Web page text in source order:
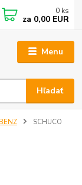
Menu
Hľadať
0 ks
za 0,00 EUR
SCHUCO